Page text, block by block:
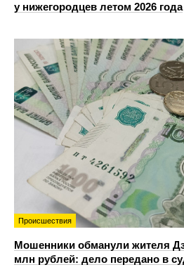
у нижегородцев летом 2026 года
Происшествия
Мошенники обманули жителя
млн рублей: дело передано в